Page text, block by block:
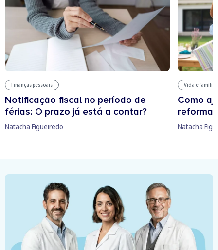
Finanças pessoais
Notificação fiscal no período de
férias: O prazo já está a contar?
Natacha Figueiredo
Vida e família
Como
reforma
Natacha